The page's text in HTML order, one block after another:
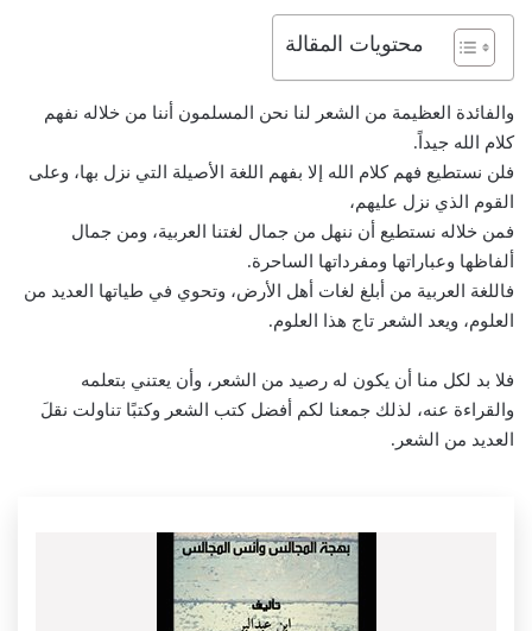
محتويات المقالة
والفائدة العظيمة من الشعر لنا نحن المسلمون أننا من خلاله نفهم
كلام الله جيداً.
فلن نستطيع فهم كلام الله إلا بفهم اللغة الأصيلة التي نزل بها، وعلى
القوم الذي نزل عليهم،
فمن خلاله نستطيع أن ننهل من جمال لغتنا العربية، ومن جمال
ألفاظها وعباراتها ومفرداتها الساحرة.
فاللغة العربية من أبلغ لغات أهل الأرض، وتحوي في طياتها العديد من
العلوم، ويعد الشعر تاج هذا العلوم.
فلا بد لكل منا أن يكون له رصيد من الشعر، وأن يعتني بتعلمه
والقراءة عنه، لذلك جمعنا لكم أفضل كتب الشعر وكتبًا تناولت نقلَ
العديد من الشعر.